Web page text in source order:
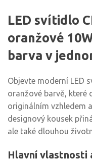
LED svítidlo
oranžové
barva v
Objevte moderní LED
oranžové barvě, které
originálním vzhledem
designový kousek
ale také dlouhou
Hlavní vlastnosti